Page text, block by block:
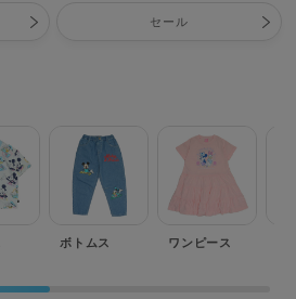
セール
ボトムス ワンピース